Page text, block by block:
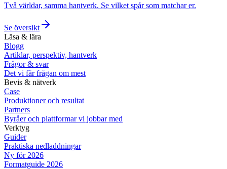
Två världar, samma hantverk. Se vilket spår som matchar er.
Se översikt
Läsa & lära
Blogg
Artiklar, perspektiv, hantverk
Frågor & svar
Det vi får frågan om mest
Bevis & nätverk
Case
Produktioner och resultat
Partners
Byråer och plattformar vi jobbar med
Verktyg
Guider
Praktiska nedladdningar
Ny för 2026
Formatguide 2026